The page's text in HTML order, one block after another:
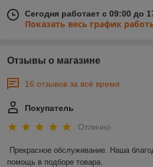
Сегодня работает с 09:00 до
Показать весь график
Отзывы о магазине
16 отзывов за всё время
Покупатель
Отлично
Прекрасное обслуживание. Наша
помощь в подборе товара.